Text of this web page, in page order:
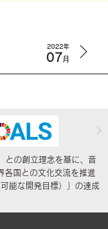
2022年
07月
との創立理念を基に、音
各国との文化交流を推進
能な開発目標）」の達成